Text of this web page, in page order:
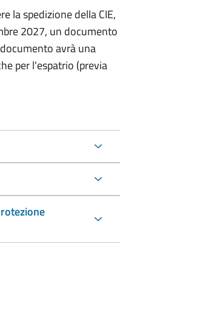
la spedizione della CIE,
2027, un documento
avrà una
per l'espatrio (previa